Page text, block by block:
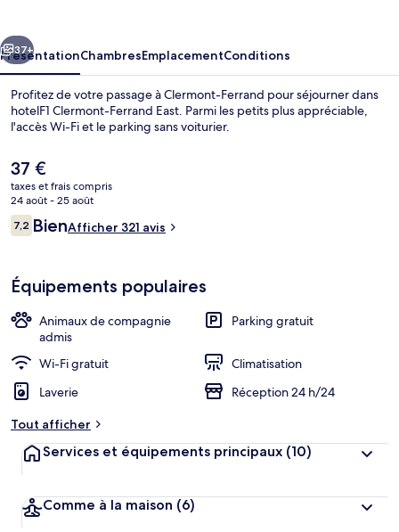
Suivant
37+
PrésentationChambresEmplacementConditions
Profitez de votre passage à Clermont-Ferrand pour séjourner dans
hotelF1 Clermont-Ferrand East. Parmi les petits plus appréciable,
l'accès Wi-Fi et le parking sans voiturier.
Le
prix
actuel
est
de
37 €
taxes et frais compris
24 août - 25 août
Avis
voyageurs
7,27,2 sur 10
BienAfficher 321 avis
Équipements populaires
Animaux de compagnie
admis
Parking gratuit
Wi-Fi gratuit
Climatisation
Laverie
Réception 24 h/24
Tout afficher
Services et équipements principaux (10)
Comme à la maison (6)